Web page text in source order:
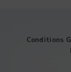
Conditions